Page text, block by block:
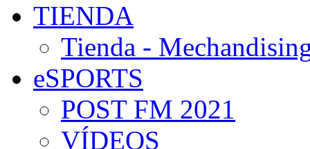
TIENDA
Tienda -
eSPORTS
POST FM 2021
VÍDEOS